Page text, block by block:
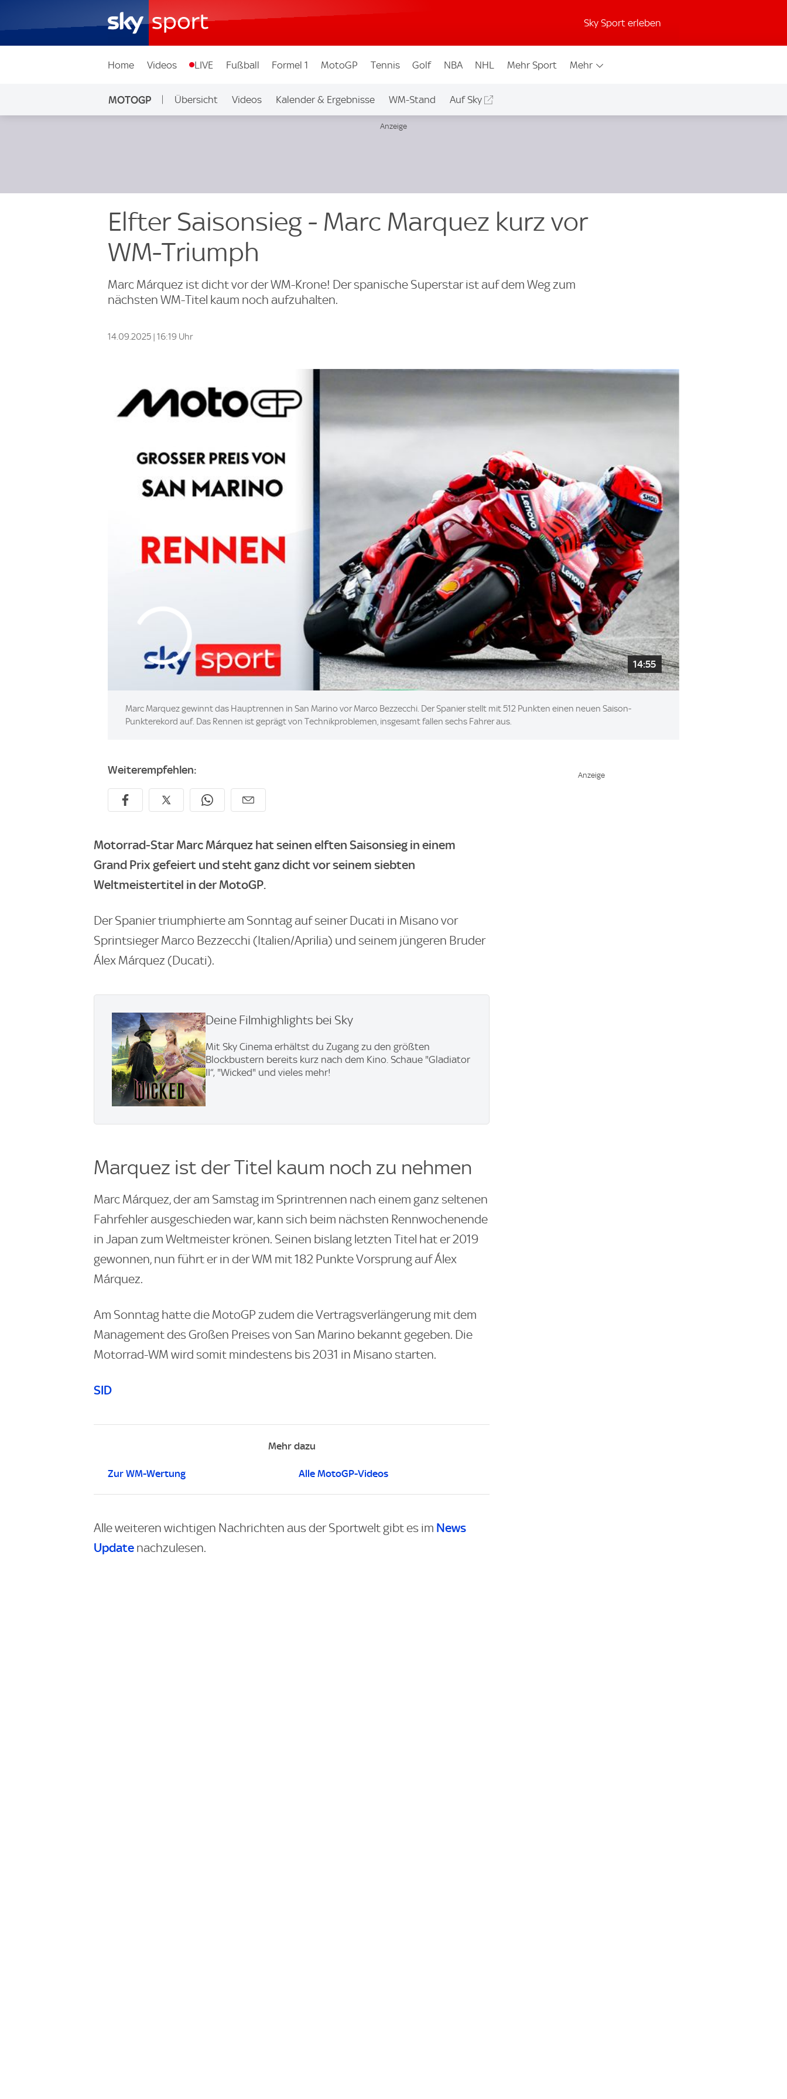
Sky Sport erleben
Home Videos LIVE Fußball Formel 1 MotoGP Tennis Golf NBA NHL Mehr Sport Mehr
MOTOGP Übersicht Videos Kalender & Ergebnisse WM-Stand Auf Sky
Elfter Saisonsieg - Marc Marquez kurz vor
WM-Triumph
Marc Márquez ist dicht vor der WM-Krone! Der spanische Superstar ist auf dem Weg zum
nächsten WM-Titel kaum noch aufzuhalten.
14.09.2025 | 16:19 Uhr
14:55
Marc Marquez gewinnt das Hauptrennen in San Marino vor Marco Bezzecchi. Der Spanier stellt mit 512 Punkten einen neuen Saison-
Punkterekord auf. Das Rennen ist geprägt von Technikproblemen, insgesamt fallen sechs Fahrer aus.
Weiterempfehlen:
Motorrad-Star Marc Márquez hat seinen elften Saisonsieg in einem
Grand Prix gefeiert und steht ganz dicht vor seinem siebten
Weltmeistertitel in der MotoGP.
Der Spanier triumphierte am Sonntag auf seiner Ducati in Misano vor
Sprintsieger Marco Bezzecchi (Italien/Aprilia) und seinem jüngeren Bruder
Álex Márquez (Ducati).
Deine Filmhighlights bei Sky
Mit Sky Cinema erhältst du Zugang zu den größten
Blockbustern bereits kurz nach dem Kino. Schaue "Gladiator
II“, "Wicked" und vieles mehr!
Marquez ist der Titel kaum noch zu nehmen
Marc Márquez, der am Samstag im Sprintrennen nach einem ganz seltenen
Fahrfehler ausgeschieden war, kann sich beim nächsten Rennwochenende
in Japan zum Weltmeister krönen. Seinen bislang letzten Titel hat er 2019
gewonnen, nun führt er in der WM mit 182 Punkte Vorsprung auf Álex
Márquez.
Am Sonntag hatte die MotoGP zudem die Vertragsverlängerung mit dem
Management des Großen Preises von San Marino bekannt gegeben. Die
Motorrad-WM wird somit mindestens bis 2031 in Misano starten.
SID
Mehr dazu
Zur WM-Wertung Alle MotoGP-Videos
Alle weiteren wichtigen Nachrichten aus der Sportwelt gibt es im News
Update nachzulesen.